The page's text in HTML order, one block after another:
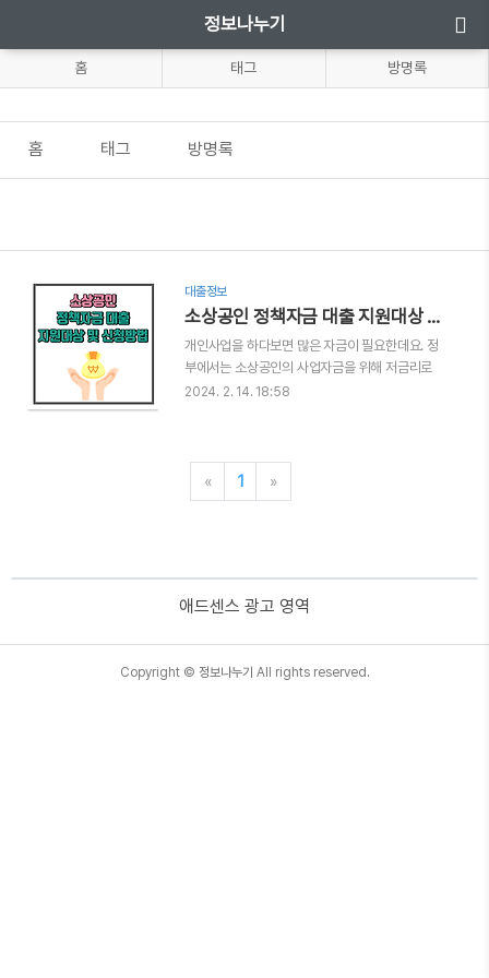
정보나누기
홈 태그 방명록
홈 태그 방명록
대출정보
소상공인 정책자금 대출 지원대상 및 신청방법
개인사업을 하다보면 많은 자금이 필요한데요. 정
부에서는 소상공인의 사업자금을 위해 저금리로
대출을 진행하고 있습니다. 오늘은 소상공인 정책
인 정책자금 지원대상 소상공인 정책자금 대출종
류 소상공인 정책자금 대출한도 및 금리 소상공인
광업 등 상시근로자 10인 미만 업체 유흥 향락 업
2024. 2. 14. 18:58
« 1 »
애드센스 광고 영역
Copyright © 정보나누기 All rights reserved.
TistoryWhaleSkin3.4